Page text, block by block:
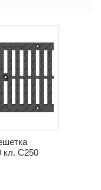
кл. C250